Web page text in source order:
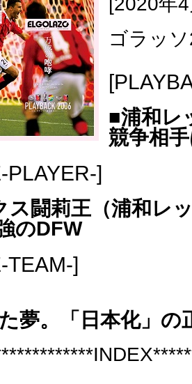
出国
SELECTION
大逆転か連破か
黄金のシャーレ
ゴラッ
■浦和レ
競争相
PLAYER-]
ス闘莉王（浦和レ
のDFW
TEAM-]
夢。「日本化」の